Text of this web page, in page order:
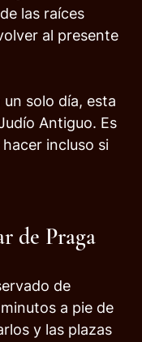
las raíces
al presente
solo día, esta
Antiguo. Es
incluso si
de Praga
de
a pie de
y las plazas